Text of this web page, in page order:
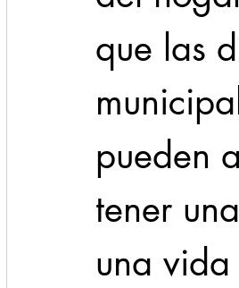
que las
pueden
tener
una